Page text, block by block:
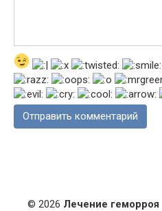
© 2026 Лечение геморроя